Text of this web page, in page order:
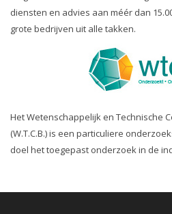
diensten en advies aan méér dan
grote bedrijven uit alle takken.
Het Wetenschappelijk en Technische
(W.T.C.B.) is een particuliere
doel het toegepast onderzoek in de